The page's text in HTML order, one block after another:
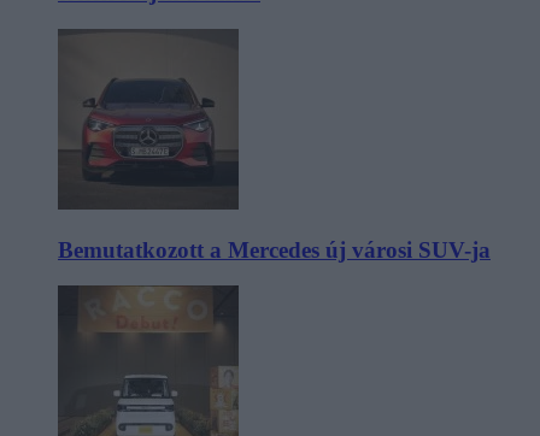
Bemutatkozott a Mercedes új városi SUV-ja